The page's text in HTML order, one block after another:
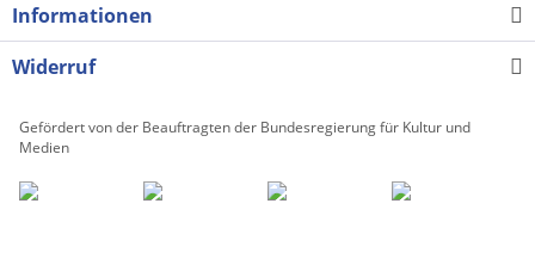
Informationen
Widerruf
Gefördert von der Beauftragten der Bundesregierung für Kultur und
Medien